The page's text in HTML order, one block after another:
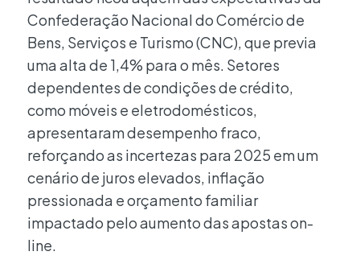
Confederação Nacional do Comércio de
Bens, Serviços e Turismo (CNC), que previa
uma alta de 1,4% para o mês. Setores
dependentes de condições de crédito,
como móveis e eletrodomésticos,
apresentaram desempenho fraco,
reforçando as incertezas para 2025 em um
cenário de juros elevados, inflação
pressionada e orçamento familiar
impactado pelo aumento das apostas on-
line.